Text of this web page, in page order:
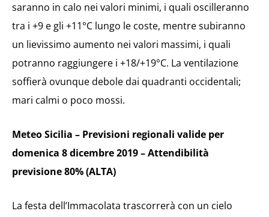
saranno in calo nei valori minimi, i quali oscilleranno
tra i +9 e gli +11°C lungo le coste, mentre subiranno
un lievissimo aumento nei valori massimi, i quali
potranno raggiungere i +18/+19°C. La ventilazione
soffierà ovunque debole dai quadranti occidentali;
mari calmi o poco mossi.
Meteo Sicilia – Previsioni regionali valide per
domenica 8 dicembre 2019 – Attendibilità
previsione 80% (ALTA)
La festa dell’Immacolata trascorrerà con un cielo